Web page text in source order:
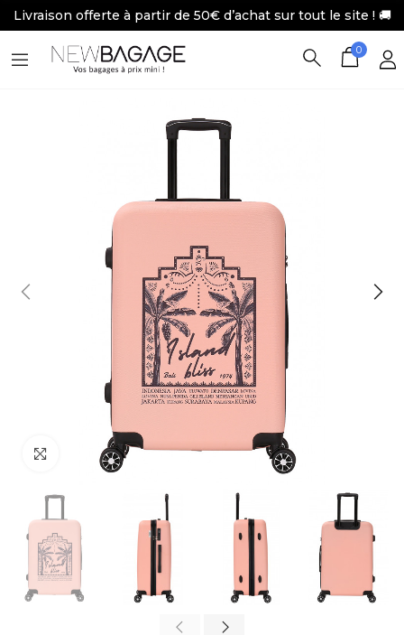
Livraison offerte à partir de 50€ d’achat sur tout le site ! 🚚
0
Click to enlarge